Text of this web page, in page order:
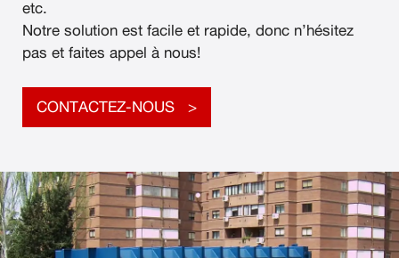
etc.
Notre solution est facile et rapide, donc n’hésitez
pas et faites appel à nous!
CONTACTEZ-NOUS